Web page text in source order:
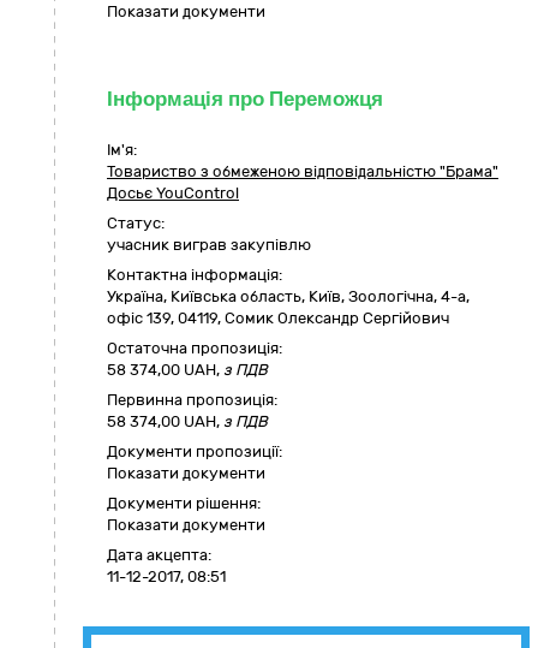
Показати документи
Інформація про Переможця
Ім'я:
Товариство з обмеженою відповідальністю "Брама"
Досьє YouControl
Статус:
учасник виграв закупівлю
Контактна інформація:
Україна, Київська область, Київ, Зоологічна, 4-а,
офіс 139, 04119, Сомик Олександр Сергійович
Остаточна пропозиція:
58 374,00 UAH, з ПДВ
Первинна пропозиція:
58 374,00 UAH, з ПДВ
Документи пропозиції:
Показати документи
Документи рішення:
Показати документи
Дата акцепта:
11-12-2017, 08:51